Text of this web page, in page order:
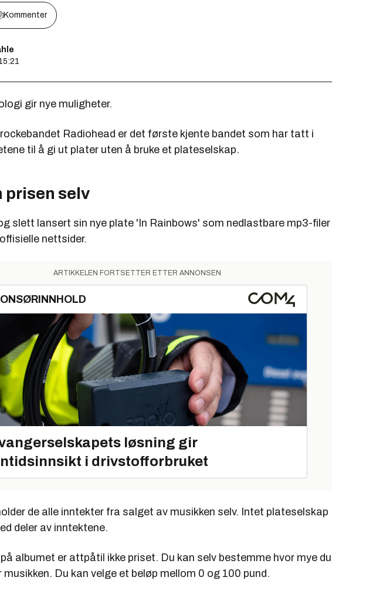
Kommenter
gir nye muligheter.
Radiohead er det første kjente bandet som har tatt i
til å gi ut plater uten å bruke et plateselskap.
prisen selv
slett lansert sin nye plate 'In Rainbows' som nedlastbare mp3-filer
nettsider.
ARTIKKELEN FORTSETTER ETTER ANNONSEN
løsning gir
i drivstofforbruket
de alle inntekter fra salget av musikken selv. Intet plateselskap
deler av inntektene.
albumet er attpåtil ikke priset. Du kan selv bestemme hvor mye du
Du kan velge et beløp mellom 0 og 100 pund.